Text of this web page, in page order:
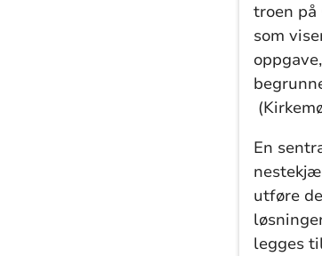
troen på
som
En
utføre
legges